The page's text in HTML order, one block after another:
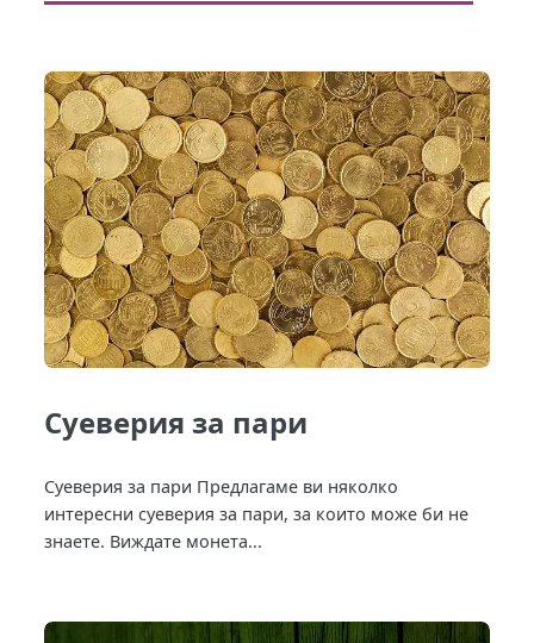
Суеверия за пари
Суеверия за пари Предлагаме ви няколко
интересни суеверия за пари, за които може би не
знаете. Виждате монета...